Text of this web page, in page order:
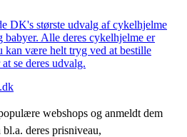
DK's største udvalg af cykelhjelme
Alle deres cykelhjelme er
kan være helt tryg ved at bestille
se deres udvalg.
webshops og anmeldt dem
deres prisniveau,